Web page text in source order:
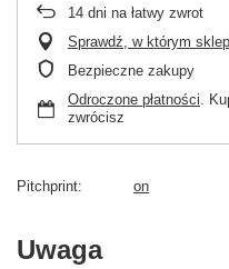
14 dni na łatwy zwrot
Sprawdź, w którym
Bezpieczne zakupy
Odroczone płatności.
zwrócisz
Pitchprint on
Uwaga